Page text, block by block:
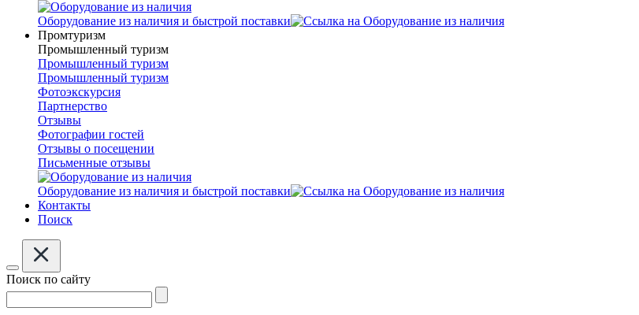
Оборудование из наличия и быстрой поставки
Промтуризм
Промышленный туризм
Промышленный туризм
Промышленный туризм
Фотоэкскурсия
Партнерство
Отзывы
Фотографии гостей
Отзывы о посещении
Письменные отзывы
Оборудование из наличия и быстрой поставки
Контакты
Поиск
Поиск по сайту